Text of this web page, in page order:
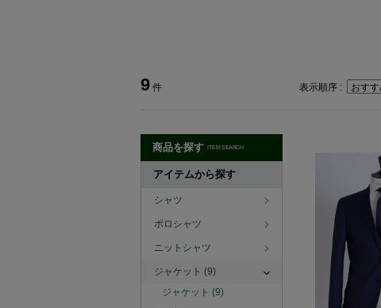
9 件 表示順序 :
商品を探す ITEM SEARCH
アイテムから探す
シャツ
ポロシャツ
ニットシャツ
ジャケット (9)
ジャケット (9)